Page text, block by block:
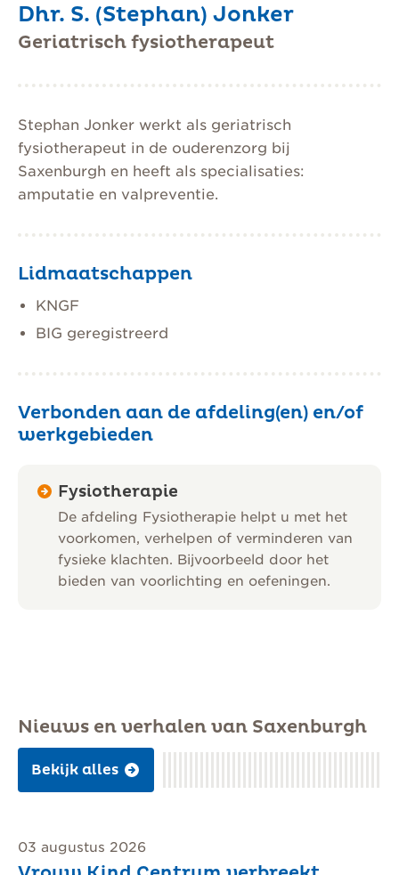
Dhr. S. (Stephan) Jonker
Geriatrisch fysiotherapeut
Stephan Jonker werkt als geriatrisch
fysiotherapeut in de ouderenzorg bij
Saxenburgh en heeft als specialisaties:
amputatie en valpreventie.
Lidmaatschappen
KNGF
BIG geregistreerd
Verbonden aan de afdeling(en) en/of
werkgebieden
Fysiotherapie
De afdeling Fysiotherapie helpt u met het
voorkomen, verhelpen of verminderen van
fysieke klachten. Bijvoorbeeld door het
bieden van voorlichting en oefeningen.
Nieuws en verhalen van Saxenburgh
Bekijk alles
03 augustus 2026